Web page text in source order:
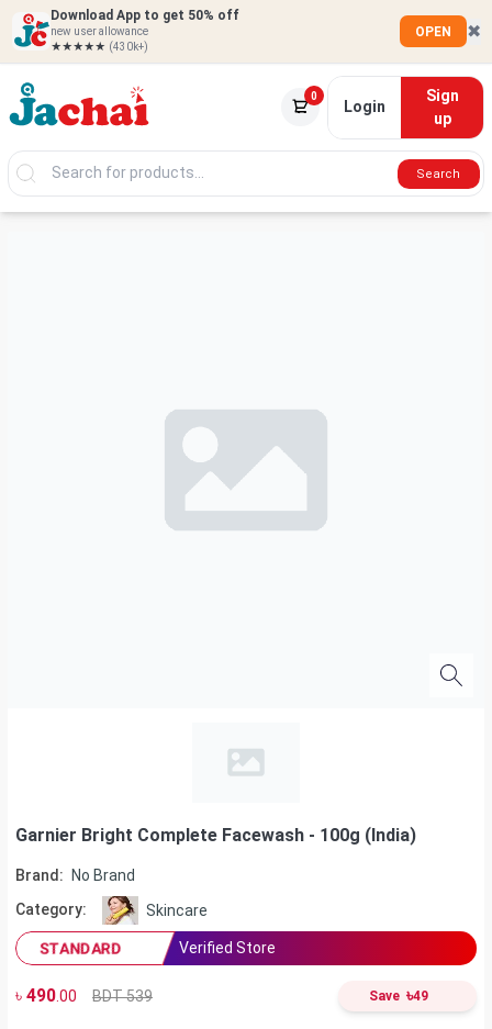
Download App to get 50% off
new user allowance
★★★★★ (430k+)
OPEN ✖
0
Login
Sign
up
Search
Garnier Bright Complete Facewash - 100g (India)
Brand:
No Brand
Category:
Skincare
STANDARD Verified Store
৳ 490.00 BDT 539 Save ৳49